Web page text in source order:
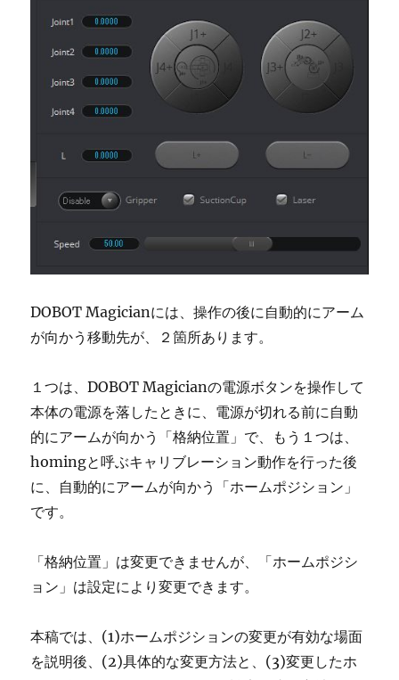
DOBOT Magicianには、操作の後に自動的にアーム
が向かう移動先が、２箇所あります。
１つは、DOBOT Magicianの電源ボタンを操作して
本体の電源を落したときに、電源が切れる前に自動
的にアームが向かう「格納位置」で、もう１つは、
homingと呼ぶキャリブレーション動作を行った後
に、自動的にアームが向かう「ホームポジション」
です。
「格納位置」は変更できませんが、「ホームポジシ
ョン」は設定により変更できます。
本稿では、(1)ホームポジションの変更が有効な場面
を説明後、(2)具体的な変更方法と、(3)変更したホ